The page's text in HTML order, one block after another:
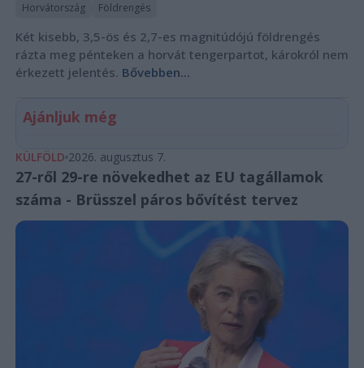
Horvátország Földrengés
Két kisebb, 3,5-ös és 2,7-es magnitúdójú földrengés
rázta meg pénteken a horvát tengerpartot, károkról nem
érkezett jelentés. Bővebben...
Ajánljuk még
KÜLFÖLD 2026. augusztus 7.
27-ről 29-re növekedhet az EU tagállamok
száma - Brüsszel páros bővítést tervez